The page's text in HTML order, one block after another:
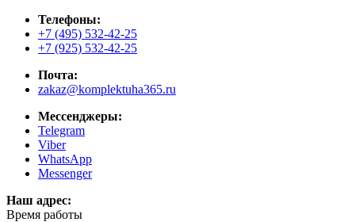
Телефоны:
+7 (495) 532-42-25
+7 (925) 532-42-25
Почта:
zakaz@komplektuha365.ru
Мессенджеры:
Telegram
Viber
WhatsApp
Messenger
Наш адрес:
Время работы